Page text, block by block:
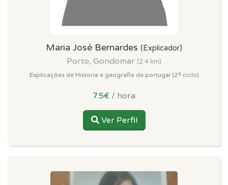
Maria José Bernardes (Explicador)
Porto, Gondomar (2.4 km)
Explicações de Historia e geografia de portugal (2º ciclo)
7.5€ / hora
Ver Perfil